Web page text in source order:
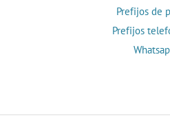
Prefijos de
Prefijos